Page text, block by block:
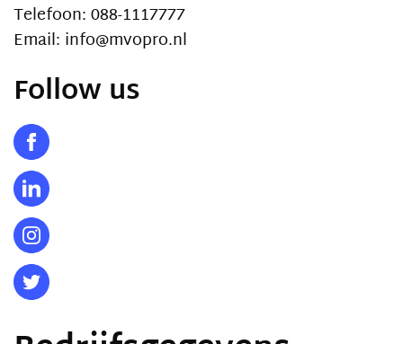
Telefoon: 088-1117777
Email: info@mvopro.nl
Follow us